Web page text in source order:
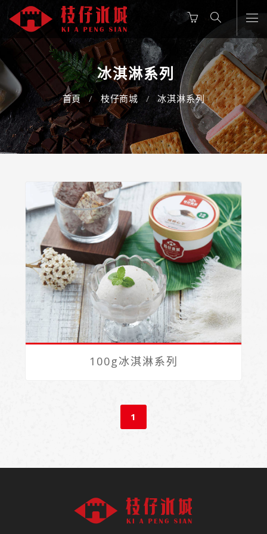
冰淇淋系列
首頁 枝仔商城 冰淇淋系列
100g冰淇淋系列
1